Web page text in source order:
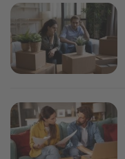
Image
Image